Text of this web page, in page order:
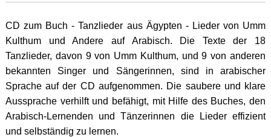
CD zum Buch - Tanzlieder aus Ägypten - Lieder von Umm
Kulthum und Andere auf Arabisch. Die Texte der 18
Tanzlieder, davon 9 von Umm Kulthum, und 9 von anderen
bekannten Singer und Sängerinnen, sind in arabischer
Sprache auf der CD aufgenommen. Die saubere und klare
Aussprache verhilft und befähigt, mit Hilfe des Buches, den
Arabisch-Lernenden und Tänzerinnen die Lieder effizient
und selbständig zu lernen.